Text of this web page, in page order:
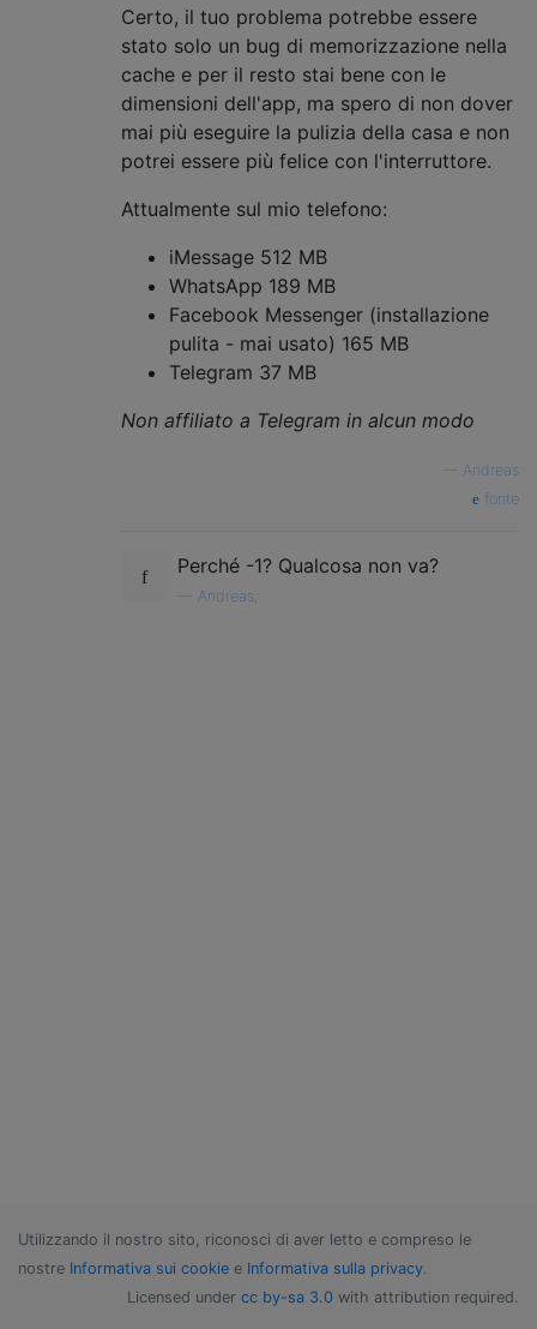
Certo, il tuo problema potrebbe essere
stato solo un bug di memorizzazione nella
cache e per il resto stai bene con le
dimensioni dell'app, ma spero di non dover
mai più eseguire la pulizia della casa e non
potrei essere più felice con l'interruttore.
Attualmente sul mio telefono:
iMessage 512 MB
WhatsApp 189 MB
Facebook Messenger (installazione
pulita - mai usato) 165 MB
Telegram 37 MB
Non affiliato a Telegram in alcun modo
Andreas
fonte
Perché -1? Qualcosa non va?
Andreas,
Utilizzando il nostro sito, riconosci di aver letto e compreso le
nostre Informativa sui cookie e Informativa sulla privacy.
Licensed under cc by-sa 3.0 with attribution required.